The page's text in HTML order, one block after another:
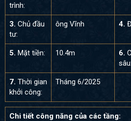
trình:
3. Chủ đầu
tư:
ông Vĩnh 4.
5. Mặt tiền: 10.4m 6.
sâu:
7. Thời gian
khởi công:
Tháng 6/2025
Chi tiết công năng của các tầng: